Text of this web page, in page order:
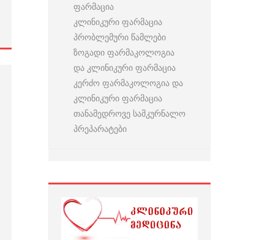
ფარმაცია
კლინიკური ფარმაცია
პრობლემური წამლები
ზოგადი ფარმაკოლოგია
და კლინიკური ფარმაცია
კერძო ფარმაკოლოგია და
კლინიკური ფარმაცია
თანამედროვე სამკურნალო
პრეპარატები